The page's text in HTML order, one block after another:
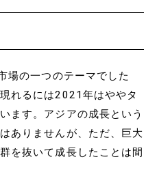
場の一つのテーマでした
れるには2021年はややタ
ます。アジアの成長という
ありませんが、ただ、巨大
を抜いて成長したことは間